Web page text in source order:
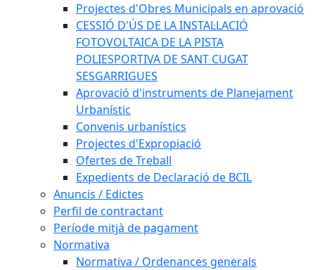
Projectes d'Obres Municipals en aprovació
CESSIÓ D'ÚS DE LA INSTAL·LACIÓ
FOTOVOLTAICA DE LA PISTA
POLIESPORTIVA DE SANT CUGAT
SESGARRIGUES
Aprovació d'instruments de Planejament
Urbanístic
Convenis urbanístics
Projectes d'Expropiació
Ofertes de Treball
Expedients de Declaració de BCIL
Anuncis / Edictes
Perfil de contractant
Període mitjà de pagament
Normativa
Normativa / Ordenances generals